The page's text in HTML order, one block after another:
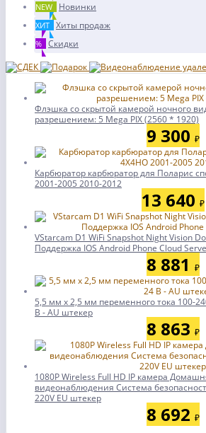
NEW Новинки
ХИТ Хиты продаж
% Скидки
Флэшка со скрытой камерой ночного
разрешением: 5 Mega PIX (2560 * 1920)
9 300 ₽
Карбюратор карбюратор для Поларис
2001-2005 2010-2012
13 640 ₽
VStarcam D1 WiFi Snapshot Night Vision
Поддержка IOS Android Phone Cloud
8 881 ₽
5,5 мм х 2,5 мм переменного тока 100-
В - AU штекер
8 863 ₽
1080P Wireless Full HD IP камера
видеонаблюдения Система
220V EU штекер
8 692 ₽